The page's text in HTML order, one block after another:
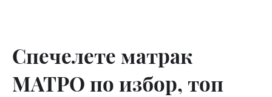
Спечелете матрак
МАТРО по избор, топ